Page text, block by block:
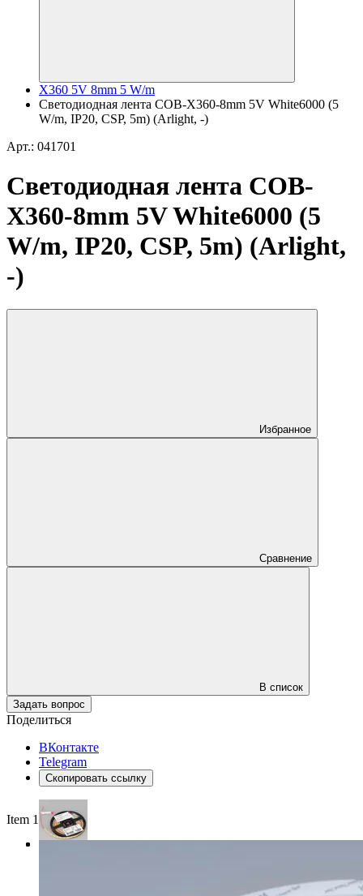
X360 5V 8mm 5 W/m
Светодиодная лента COB-X360-8mm 5V White6000 (5
W/m, IP20, CSP, 5m) (Arlight, -)
Арт.: 041701
Светодиодная лента COB-
X360-8mm 5V White6000 (5
W/m, IP20, CSP, 5m) (Arlight,
-)
Избранное
Сравнение
В список
Задать вопрос
Поделиться
ВКонтакте
Telegram
Скопировать ссылку
Item 1 of 3